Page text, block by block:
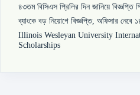
৪৩তম বিসিএস প্রিলির দিন জানিয়ে বিজ্ঞপ্তি
ব্যাংকে বড় নিয়োগে বিজ্ঞপ্তি, অফিসার নেবে
Illinois Wesleyan University
Scholarships